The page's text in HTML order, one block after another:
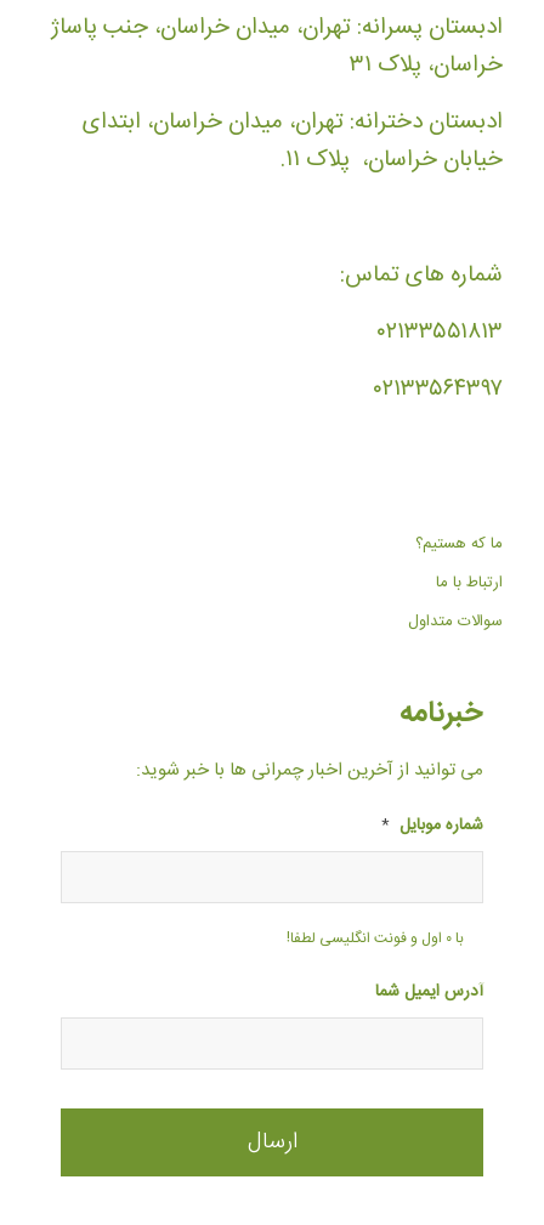
ادبستان پسرانه: تهران، میدان خراسان، جنب پاساژ
خراسان، پلاک ۳۱
ادبستان دخترانه: تهران، میدان خراسان، ابتدای
خیابان خراسان، پلاک ۱۱.
شماره های تماس:
۰۲۱۳۳۵۵۱۸۱۳
۰۲۱۳۳۵۶۴۳۹۷
ما که هستیم؟
ارتباط با ما
سوالات متداول
خبرنامه
می توانید از آخرین اخبار چمرانی ها با خبر شوید:
شماره موبایل *
با ۰ اول و فونت انگلیسی لطفا!
آدرس ایمیل شما